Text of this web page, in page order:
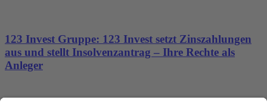
123 Invest Gruppe: 123 Invest setzt Zinszahlungen
aus und stellt Insolvenzantrag – Ihre Rechte als
Anleger